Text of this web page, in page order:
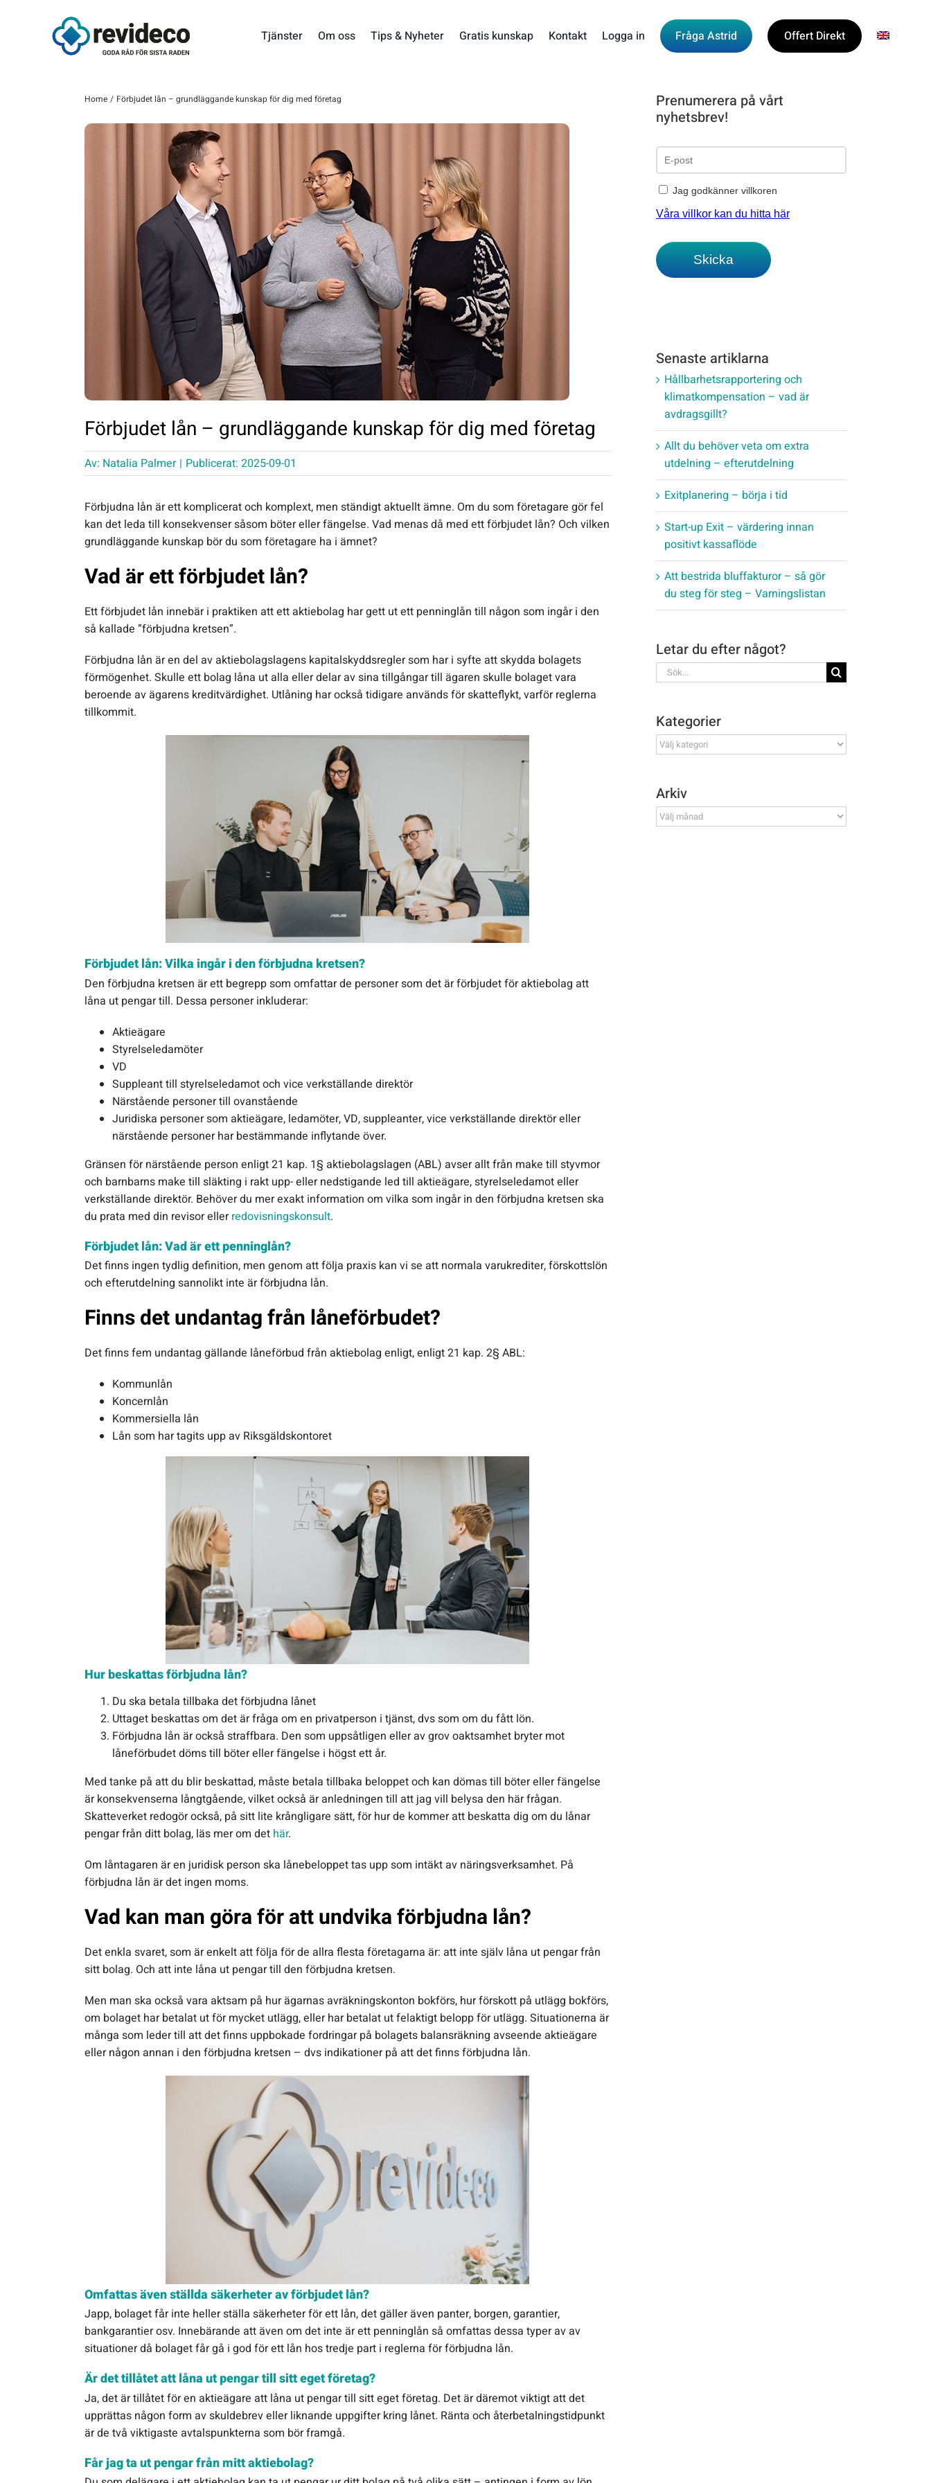
Tjänster Om oss Tips & Nyheter Gratis kunskap Kontakt Fråga Astrid Offert Direkt
Logga in
Home Förbjudet lån – grundläggande kunskap för dig med företag
Förbjudet lån – grundläggande kunskap för dig med företag
Av: Natalia Palmer | Publicerat: 2025-09-01
Förbjudna lån är ett komplicerat och komplext, men ständigt aktuellt ämne. Om du som företagare gör fel
kan det leda till konsekvenser såsom böter eller fängelse. Vad menas då med ett förbjudet lån? Och vilken
grundläggande kunskap bör du som företagare ha i ämnet?
Vad är ett förbjudet lån?
Ett förbjudet lån innebär i praktiken att ett aktiebolag har gett ut ett penninglån till någon som ingår i den
så kallade ”förbjudna kretsen”.
Förbjudna lån är en del av aktiebolagslagens kapitalskyddsregler som har i syfte att skydda bolagets
förmögenhet. Skulle ett bolag låna ut alla eller delar av sina tillgångar till ägaren skulle bolaget vara
beroende av ägarens kreditvärdighet. Utlåning har också tidigare används för skatteflykt, varför reglerna
tillkommit.
Förbjudet lån: Vilka ingår i den förbjudna kretsen?
Den förbjudna kretsen är ett begrepp som omfattar de personer som det är förbjudet för aktiebolag att
låna ut pengar till. Dessa personer inkluderar:
Aktieägare
Styrelseledamöter
VD
Suppleant till styrelseledamot och vice verkställande direktör
Närstående personer till ovanstående
Juridiska personer som aktieägare, ledamöter, VD, suppleanter, vice verkställande direktör eller
närstående personer har bestämmande inflytande över.
Gränsen för närstående person enligt 21 kap. 1§ aktiebolagslagen (ABL) avser allt från make till styvmor
och barnbarns make till släkting i rakt upp- eller nedstigande led till aktieägare, styrelseledamot eller
verkställande direktör. Behöver du mer exakt information om vilka som ingår in den förbjudna kretsen ska
du prata med din revisor ellerredovisningskonsult.
Förbjudet lån: Vad är ett penninglån?
Det finns ingen tydlig definition, men genom att följa praxis kan vi se att normala varukrediter, förskottslön
och efterutdelning sannolikt inte är förbjudna lån.
Finns det undantag från låneförbudet?
Det finns fem undantag gällande låneförbud från aktiebolag enligt, enligt 21 kap. 2§ ABL:
Kommunlån
Koncernlån
Kommersiella lån
Lån som har tagits upp av Riksgäldskontoret
Hur beskattas förbjudna lån?
Du ska betala tillbaka det förbjudna lånet
Uttaget beskattas om det är fråga om en privatperson i tjänst, dvs som om du fått lön.
Förbjudna lån är också straffbara. Den som uppsåtligen eller av grov oaktsamhet bryter mot
låneförbudet döms till böter eller fängelse i högst ett år.
Med tanke på att du blir beskattad, måste betala tillbaka beloppet och kan dömas till böter eller fängelse
är konsekvenserna långtgående, vilket också är anledningen till att jag vill belysa den här frågan.
Skatteverket redogör också, på sitt lite krångligare sätt, för hur de kommer att beskatta dig om du lånar
pengar från ditt bolag, läs mer om det här.
Om låntagaren är en juridisk person ska lånebeloppet tas upp som intäkt av näringsverksamhet. På
förbjudna lån är det ingen moms.
Vad kan man göra för att undvika förbjudna lån?
Det enkla svaret, som är enkelt att följa för de allra flesta företagarna är: att inte själv låna ut pengar från
sitt bolag. Och att inte låna ut pengar till den förbjudna kretsen.
Men man ska också vara aktsam på hur ägarnas avräkningskonton bokförs, hur förskott på utlägg bokförs,
om bolaget har betalat ut för mycket utlägg, eller har betalat ut felaktigt belopp för utlägg. Situationerna är
många som leder till att det finns uppbokade fordringar på bolagets balansräkning avseende aktieägare
eller någon annan i den förbjudna kretsen – dvs indikationer på att det finns förbjudna lån.
Omfattas även ställda säkerheter av förbjudet lån?
Japp, bolaget får inte heller ställa säkerheter för ett lån, det gäller även panter, borgen, garantier,
bankgarantier osv. Innebärande att även om det inte är ett penninglån så omfattas dessa typer av av
situationer då bolaget får gå i god för ett lån hos tredje part i reglerna för förbjudna lån.
Är det tillåtet att låna ut pengar till sitt eget företag?
Ja, det är tillåtet för en aktieägare att låna ut pengar till sitt eget företag. Det är däremot viktigt att det
upprättas någon form av skuldebrev eller liknande uppgifter kring lånet. Ränta och återbetalningstidpunkt
är de två viktigaste avtalspunkterna som bör framgå.
Får jag ta ut pengar från mitt aktiebolag?
Prenumerera på vårt
nyhetsbrev!
Senaste artiklarna
Hållbarhetsrapportering och
klimatkompensation – vad är
avdragsgillt?
Allt du behöver veta om extra
utdelning – efterutdelning
Exitplanering – börja i tid
Start-up Exit – värdering innan
positivt kassaflöde
Att bestrida bluffakturor – så gör
du steg för steg – Varningslistan
Letar du efter något?
Sök
efter:
Kategorier
Kategorier
Arkiv
Arkiv